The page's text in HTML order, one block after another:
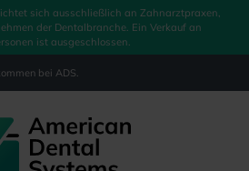
sich ausschließlich an Zahnarztpraxen,
der Dentalbranche. Ein Verkauf an
ist ausgeschlossen.
bei ADS.